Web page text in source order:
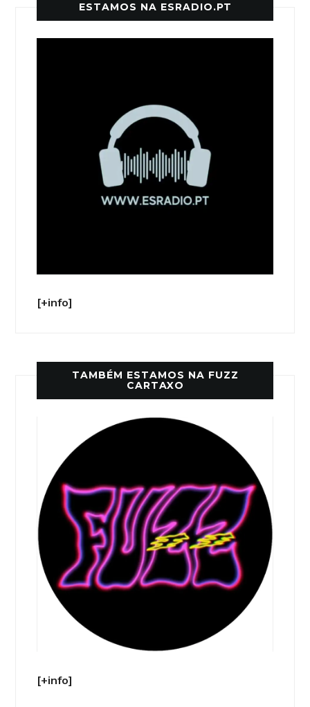
ESTAMOS NA ESRADIO.PT
[+info]
TAMBÉM ESTAMOS NA FUZZ
CARTAXO
[+info]